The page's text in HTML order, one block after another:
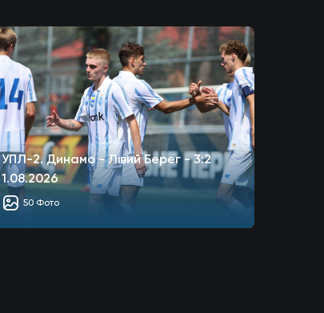
УПЛ-2. Динамо - Лівий Берег - 3:2
1.08.2026
50 Фото